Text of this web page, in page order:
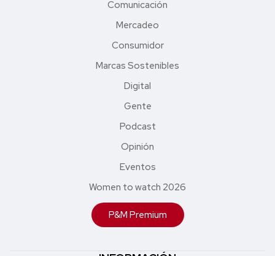
Comunicación
Mercadeo
Consumidor
Marcas Sostenibles
Digital
Gente
Podcast
Opinión
Eventos
Women to watch 2026
P&M Premium